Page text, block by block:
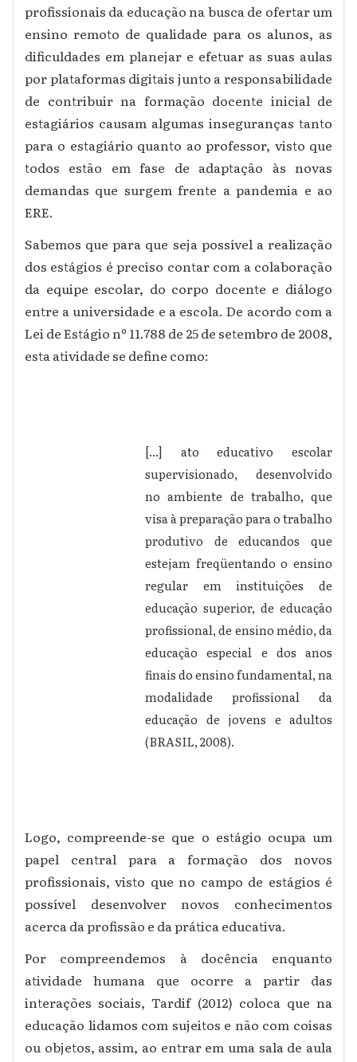
profissionais da educação na busca de ofertar um
ensino remoto de qualidade para os alunos, as
dificuldades em planejar e efetuar as suas aulas
por plataformas digitais junto a responsabilidade
de contribuir na formação docente inicial de
estagiários causam algumas inseguranças tanto
para o estagiário quanto ao professor, visto que
todos estão em fase de adaptação às novas
demandas que surgem frente a pandemia e ao
ERE.
Sabemos que para que seja possível a realização
dos estágios é preciso contar com a colaboração
da equipe escolar, do corpo docente e diálogo
entre a universidade e a escola. De acordo com a
Lei de Estágio nº 11.788 de 25 de setembro de 2008,
esta atividade se define como:
[...] ato educativo escolar
supervisionado, desenvolvido
no ambiente de trabalho, que
visa à preparação para o trabalho
produtivo de educandos que
estejam freqüentando o ensino
regular em instituições de
educação superior, de educação
profissional, de ensino médio, da
educação especial e dos anos
finais do ensino fundamental, na
modalidade profissional da
educação de jovens e adultos
(BRASIL, 2008).
Logo, compreende-se que o estágio ocupa um
papel central para a formação dos novos
profissionais, visto que no campo de estágios é
possível desenvolver novos conhecimentos
acerca da profissão e da prática educativa.
Por compreendemos à docência enquanto
atividade humana que ocorre a partir das
interações sociais, Tardif (2012) coloca que na
educação lidamos com sujeitos e não com coisas
ou objetos, assim, ao entrar em uma sala de aula